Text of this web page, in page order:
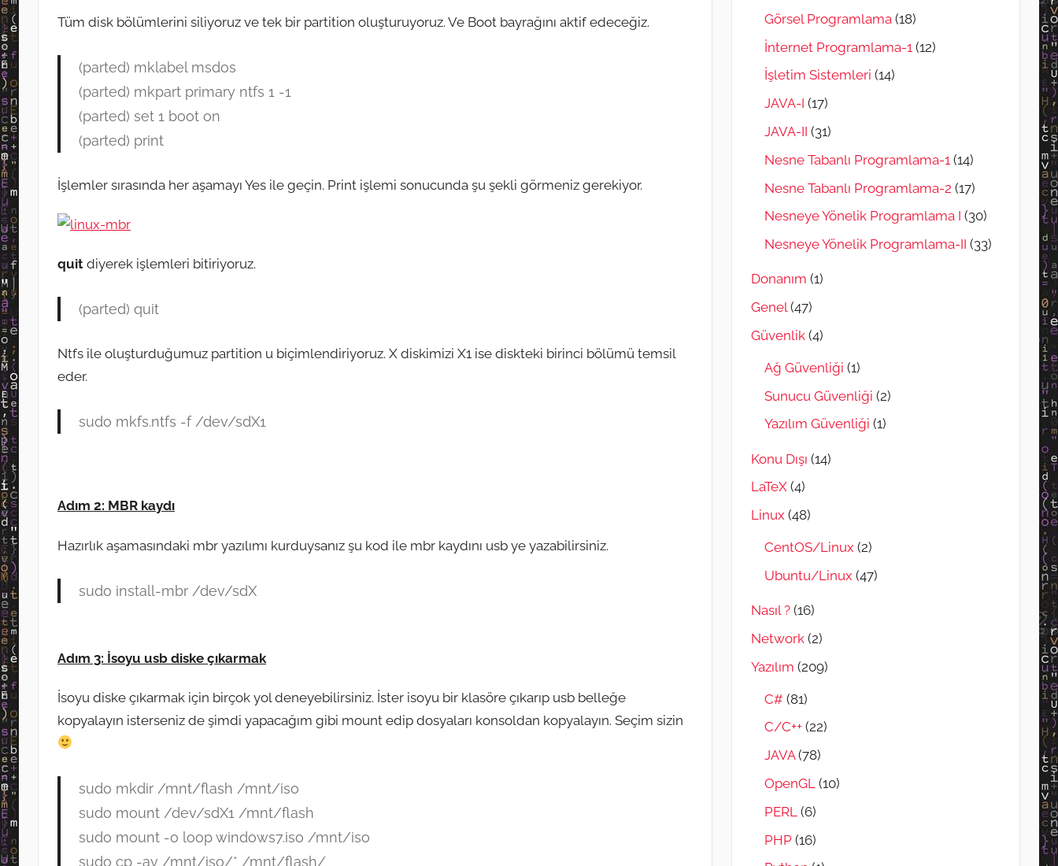
Tüm disk bölümlerini siliyoruz ve tek bir partition oluşturuyoruz. Ve Boot bayrağını aktif edeceğiz.
(parted) mklabel msdos
(parted) mkpart primary ntfs 1 -1
(parted) set 1 boot on
(parted) print
İşlemler sırasında her aşamayı Yes ile geçin. Print işlemi sonucunda şu şekli görmeniz gerekiyor.
quit diyerek işlemleri bitiriyoruz.
(parted) quit
Ntfs ile oluşturduğumuz partition u biçimlendiriyoruz. X diskimizi X1 ise diskteki birinci bölümü temsil
eder.
sudo mkfs.ntfs -f /dev/sdX1
Adım 2: MBR kaydı
Hazırlık aşamasındaki mbr yazılımı kurduysanız şu kod ile mbr kaydını usb ye yazabilirsiniz.
sudo install-mbr /dev/sdX
Adım 3: İsoyu usb diske çıkarmak
İsoyu diske çıkarmak için birçok yol deneyebilirsiniz. İster isoyu bir klasöre çıkarıp usb belleğe
kopyalayın isterseniz de şimdi yapacağım gibi mount edip dosyaları konsoldan kopyalayın. Seçim sizin
sudo mkdir /mnt/flash /mnt/iso
sudo mount /dev/sdX1 /mnt/flash
sudo mount -o loop windows7.iso /mnt/iso
sudo cp -av /mnt/iso/* /mnt/flash/
Görsel Programlama (18)
İnternet Programlama-1 (12)
İşletim Sistemleri (14)
JAVA-I (17)
JAVA-II (31)
Nesne Tabanlı Programlama-1 (14)
Nesne Tabanlı Programlama-2 (17)
Nesneye Yönelik Programlama I (30)
Nesneye Yönelik Programlama-II (33)
Donanım (1)
Genel(47)
Güvenlik(4)
Ağ Güvenliği (1)
Sunucu Güvenliği (2)
Yazılım Güvenliği (1)
Konu Dışı (14)
LaTeX(4)
Linux (48)
CentOS/Linux (2)
Ubuntu/Linux (47)
Nasıl ?(16)
Network(2)
Yazılım (209)
C# (81)
C/C++(22)
JAVA(78)
OpenGL (10)
PERL (6)
PHP (16)